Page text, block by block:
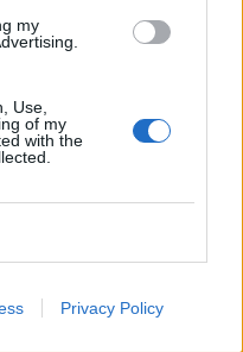
my
Use,
of my
with the
Privacy Policy
, ΚΛΙΜΑΤΙΣΤΙΚΟ